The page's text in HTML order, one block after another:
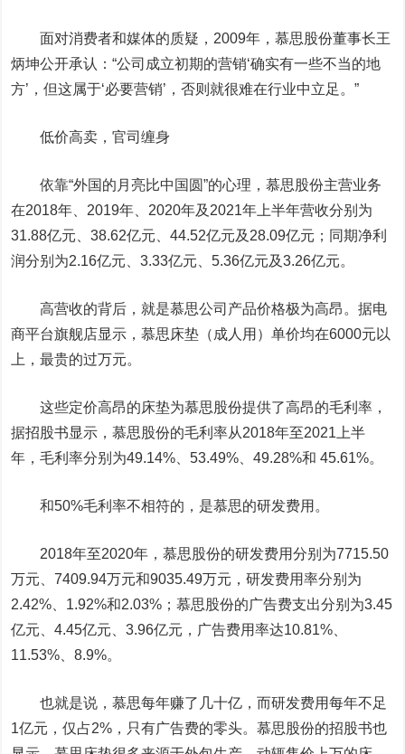
面对消费者和媒体的质疑，2009年，慕思股份董事长王
炳坤公开承认：“公司成立初期的营销‘确实有一些不当的地
方’，但这属于‘必要营销’，否则就很难在行业中立足。”
低价高卖，官司缠身
依靠“外国的月亮比中国圆”的心理，慕思股份主营业务
在2018年、2019年、2020年及2021年上半年营收分别为
31.88亿元、38.62亿元、44.52亿元及28.09亿元；同期净利
润分别为2.16亿元、3.33亿元、5.36亿元及3.26亿元。
高营收的背后，就是慕思公司产品价格极为高昂。据电
商平台旗舰店显示，慕思床垫（成人用）单价均在6000元以
上，最贵的过万元。
这些定价高昂的床垫为慕思股份提供了高昂的毛利率，
据招股书显示，慕思股份的毛利率从2018年至2021上半
年，毛利率分别为49.14%、53.49%、49.28%和 45.61%。
和50%毛利率不相符的，是慕思的研发费用。
2018年至2020年，慕思股份的研发费用分别为7715.50
万元、7409.94万元和9035.49万元，研发费用率分别为
2.42%、1.92%和2.03%；慕思股份的广告费支出分别为3.45
亿元、4.45亿元、3.96亿元，广告费用率达10.81%、
11.53%、8.9%。
也就是说，慕思每年赚了几十亿，而研发费用每年不足
1亿元，仅占2%，只有广告费的零头。慕思股份的招股书也